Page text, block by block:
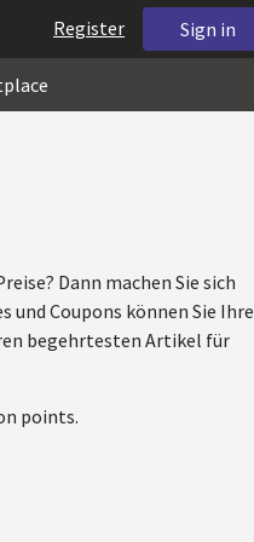
Sign in
Register
Dann machen Sie sich
und Coupons können Sie Ihre
begehrtesten Artikel für
points.